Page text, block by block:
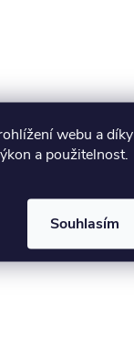
webu a díky
a použitelnost.
Souhlasím